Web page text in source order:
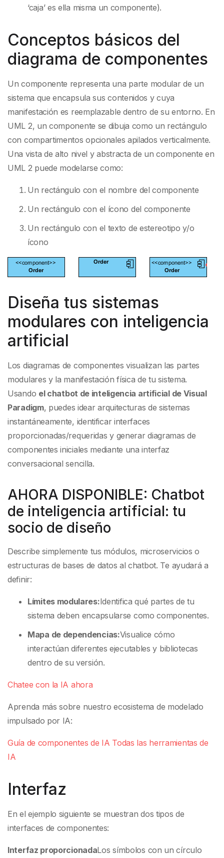
‘caja’ es ella misma un componente).
Conceptos básicos del
diagrama de componentes
Un componente representa una parte modular de un
sistema que encapsula sus contenidos y cuya
manifestación es reemplazable dentro de su entorno. En
UML 2, un componente se dibuja como un rectángulo
con compartimentos opcionales apilados verticalmente.
Una vista de alto nivel y abstracta de un componente en
UML 2 puede modelarse como:
Un rectángulo con el nombre del componente
Un rectángulo con el ícono del componente
Un rectángulo con el texto de estereotipo y/o
ícono
Diseña tus sistemas
modulares con inteligencia
artificial
Los diagramas de componentes visualizan las partes
modulares y la manifestación física de tu sistema.
Usando el chatbot de inteligencia artificial de Visual
Paradigm, puedes idear arquitecturas de sistemas
instantáneamente, identificar interfaces
proporcionadas/requeridas y generar diagramas de
componentes iniciales mediante una interfaz
conversacional sencilla.
AHORA DISPONIBLE: Chatbot
de inteligencia artificial: tu
socio de diseño
Describe simplemente tus módulos, microservicios o
estructuras de bases de datos al chatbot. Te ayudará a
definir:
Límites modulares:Identifica qué partes de tu
sistema deben encapsularse como componentes.
Mapa de dependencias:Visualice cómo
interactúan diferentes ejecutables y bibliotecas
dentro de su versión.
Chatee con la IA ahora
Aprenda más sobre nuestro ecosistema de modelado
impulsado por IA:
Guía de componentes de IA Todas las herramientas de
IA
Interfaz
En el ejemplo siguiente se muestran dos tipos de
interfaces de componentes:
Interfaz proporcionadaLos símbolos con un círculo